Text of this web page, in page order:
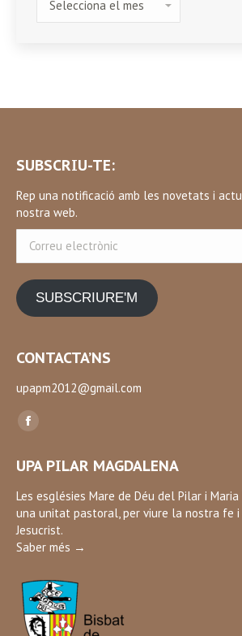
SUBSCRIU-TE:
Rep una notificació amb les novetats i
nostra web.
electrònic
SUBSCRIURE'M
CONTACTA’NS
upapm2012@gmail.com
Find us on:
Facebook
opens
in
new
window
UPA PILAR MAGDALENA
Les esglésies Mare de Déu del Pilar i
una unitat pastoral, per viure la nostra fe i
Jesucrist.
Saber més →